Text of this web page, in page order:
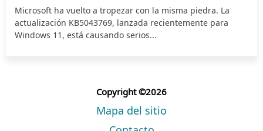
Microsoft ha vuelto a tropezar con la misma piedra. La
actualización KB5043769, lanzada recientemente para
Windows 11, está causando serios...
Copyright ©2026
Mapa del sitio